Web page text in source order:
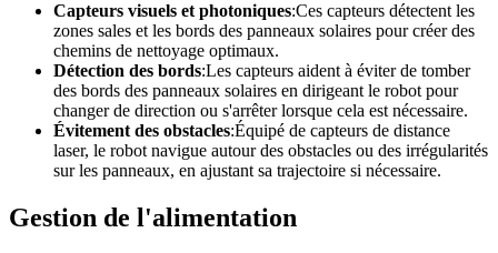
Capteurs visuels et photoniques:Ces capteurs détectent les
zones sales et les bords des panneaux solaires pour créer des
chemins de nettoyage optimaux.
Détection des bords:Les capteurs aident à éviter de tomber
des bords des panneaux solaires en dirigeant le robot pour
changer de direction ou s'arrêter lorsque cela est nécessaire.
Évitement des obstacles:Équipé de capteurs de distance
laser, le robot navigue autour des obstacles ou des irrégularités
sur les panneaux, en ajustant sa trajectoire si nécessaire.
Gestion de l'alimentation